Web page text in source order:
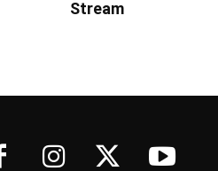
Stream